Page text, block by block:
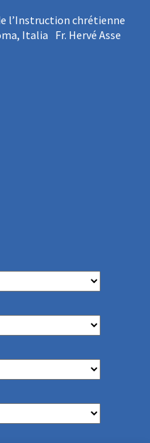
l’Instruction chrétienne
Italia Fr. Hervé Asse